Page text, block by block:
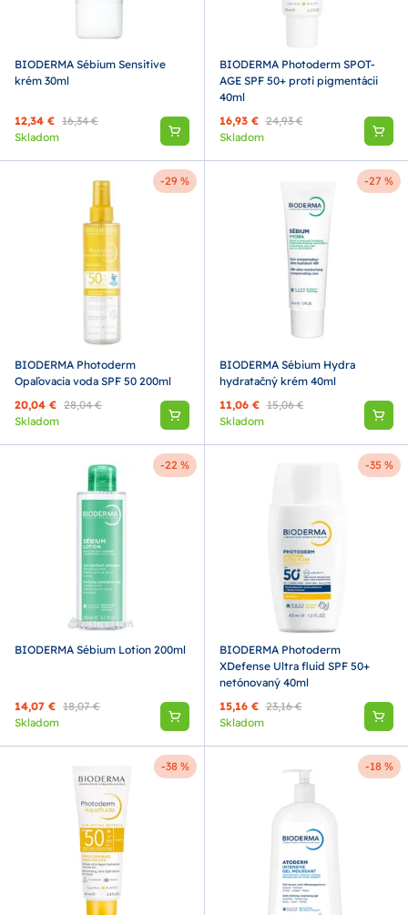
BIODERMA Sébium Sensitive
krém 30ml
12,34 € 16,34 €
Skladom
BIODERMA Photoderm SPOT-
AGE SPF 50+ proti pigmentácii
40ml
16,93 € 24,93 €
Skladom
-29 %
BIODERMA Photoderm
Opaľovacia voda SPF 50 200ml
20,04 € 28,04 €
Skladom
-27 %
BIODERMA Sébium Hydra
hydratačný krém 40ml
11,06 € 15,06 €
Skladom
-22 %
BIODERMA Sébium Lotion 200ml
14,07 € 18,07 €
Skladom
-35 %
BIODERMA Photoderm
XDefense Ultra fluid SPF 50+
netónovaný 40ml
15,16 € 23,16 €
Skladom
-38 % -18 %